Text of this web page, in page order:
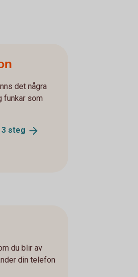
det några
funkar som
steg
du blir av
din telefon